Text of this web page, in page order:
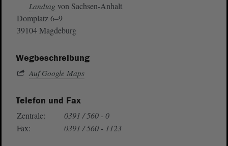
Landtag von Sachsen-Anhalt
Domplatz 6–9
39104 Magdeburg
Wegbeschreibung
Auf Google Maps
Telefon und Fax
Zentrale:
0391 / 560 - 0
Fax:
0391 / 560 - 1123